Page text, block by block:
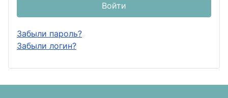
Войти
Забыли пароль?
Забыли логин?